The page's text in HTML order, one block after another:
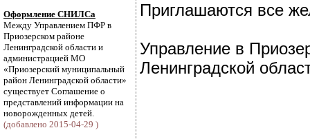
Оформление СНИЛСа
Между Управлением ПФР в
Приозерском районе
Ленинградской области и
администрацией МО
«Приозерский муниципальный
район Ленинградской области»
существует Соглашение о
представлений информации на
новорожденных детей.
(добавлено 2015-04-29 )
Приглашаются все
Управление в
Ленинградской